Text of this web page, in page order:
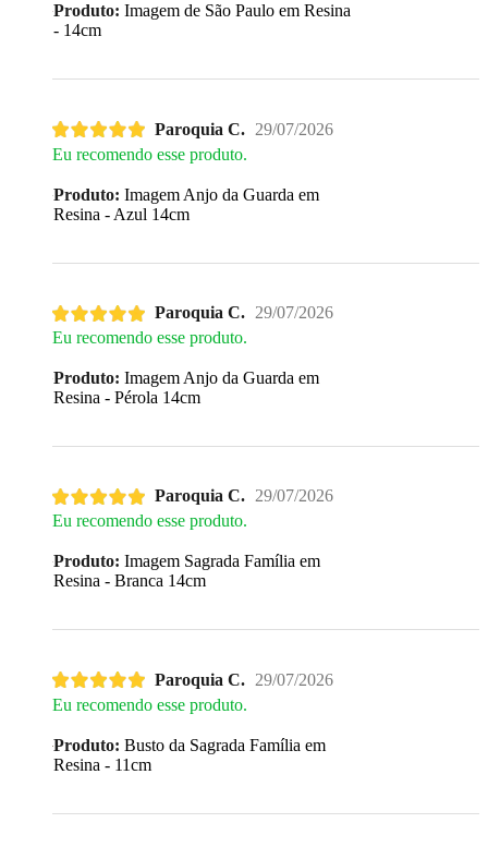
Produto: Imagem de São Paulo em Resina
- 14cm
Paroquia C. 29/07/2026
Eu recomendo esse produto.
Produto: Imagem Anjo da Guarda em
Resina - Azul 14cm
Paroquia C. 29/07/2026
Eu recomendo esse produto.
Produto: Imagem Anjo da Guarda em
Resina - Pérola 14cm
Paroquia C. 29/07/2026
Eu recomendo esse produto.
Produto: Imagem Sagrada Família em
Resina - Branca 14cm
Paroquia C. 29/07/2026
Eu recomendo esse produto.
Produto: Busto da Sagrada Família em
Resina - 11cm